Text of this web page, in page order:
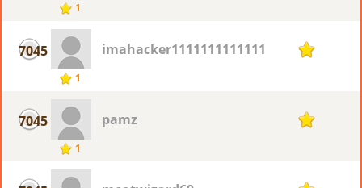
1
7045
1
1
7045
1
pamz 1